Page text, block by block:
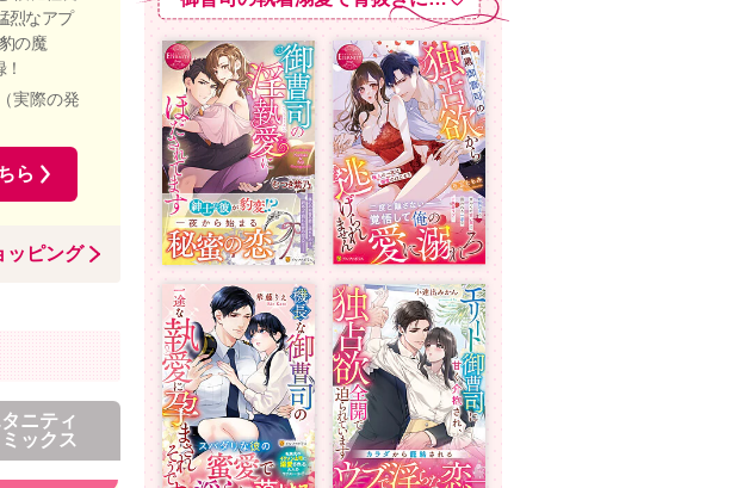
烈なアプ
の魔
実際の発
ら
ッピング
ニティ
ックス